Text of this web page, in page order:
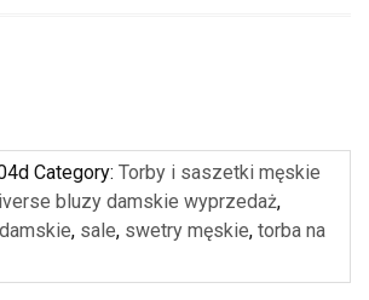
Category: Torby i saszetki męskie
bluzy damskie wyprzedaż,
, sale, swetry męskie, torba na